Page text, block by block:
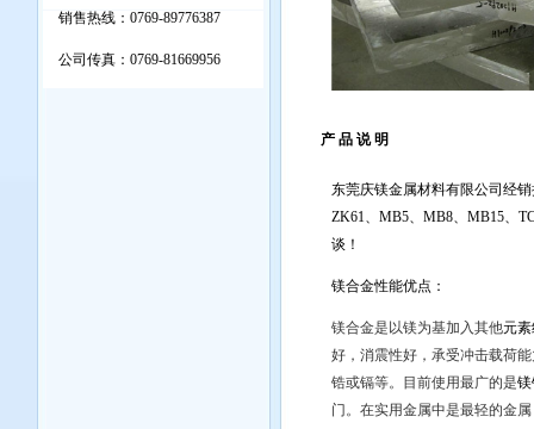
销售热线：0769-89776387
公司传真：0769-81669956
产 品 说 明
东莞庆镁金属材料有限公司经
ZK61、MB5、MB8、MB15、
谈！
镁合金性能优点：
镁合金是以镁为基加入其他元素
好，消震性好，承受冲击载荷能
锆或镉等。目前使用最广的是镁
门。在实用金属中是最轻的金